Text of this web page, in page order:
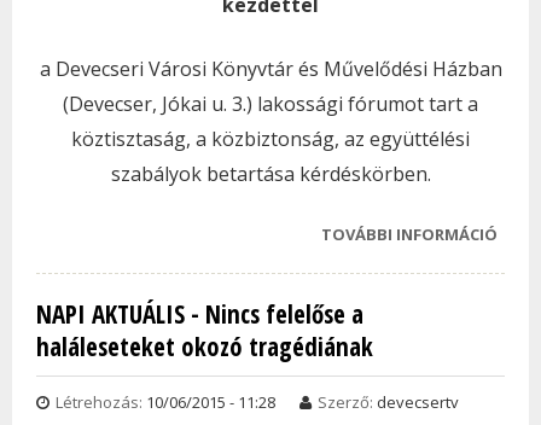
a Devecseri Városi Könyvtár és Művelődési Házban
(Devecser, Jókai u. 3.) lakossági fórumot tart a
köztisztaság, a közbiztonság, az együttélési
szabályok betartása kérdéskörben.
TOVÁBBI INFORMÁCIÓ
NAPI AKTUÁLIS - Nincs felelőse a
haláleseteket okozó tragédiának
Létrehozás: 10/06/2015 - 11:28 Szerző: devecsertv